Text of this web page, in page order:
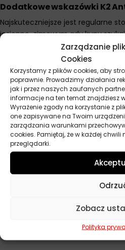
Zarządzanie
Cookies
Korzystamy z plików cookies, aby
poprawnie. Prowadzimy działania
jak i przez naszych zaufanych
informacje na ten temat znajdziesz
Wyrażenie zgody na korzystanie z
one zapisywane na Twoim
zarządzania warunkami
cookies. Pamiętaj, że w każdej
przeglądarki.
Zobacz
Polityka
Dodatkowe wskazówki K2
Najskuteczniejsze jest regularne
jesienno-zimowym gdy kuny
Sprawdzaj periodycznie pojazd
kun – odchody, sierść czy
odstraszaczami ultradźwiękowymi
skuteczność ochrony. W
regały gdzie kuny mogą się
na zabezpieczenie samochodu
regularnym stosowaniu. Naturalne
preparat jest bezpieczny dla
garażu.
Parametry
K2
400 ml